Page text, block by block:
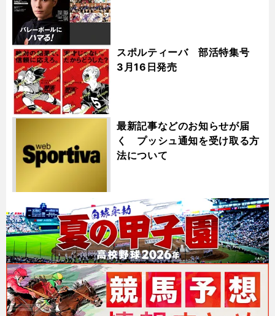
スポルティーバ 部活特集号
3月16日発売
最新記事などのお知らせが届
く プッシュ通知を受け取る方
法について